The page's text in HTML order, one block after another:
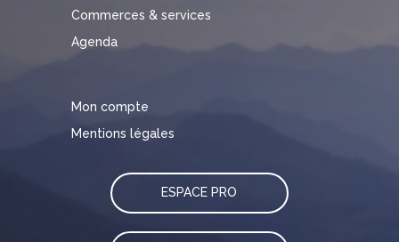
Commerces & services
Agenda
Mon compte
Mentions légales
ESPACE PRO